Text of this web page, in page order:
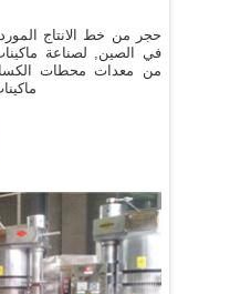
حجر من خط الانتاج
في الصين, لصناعة
من معدات محطات